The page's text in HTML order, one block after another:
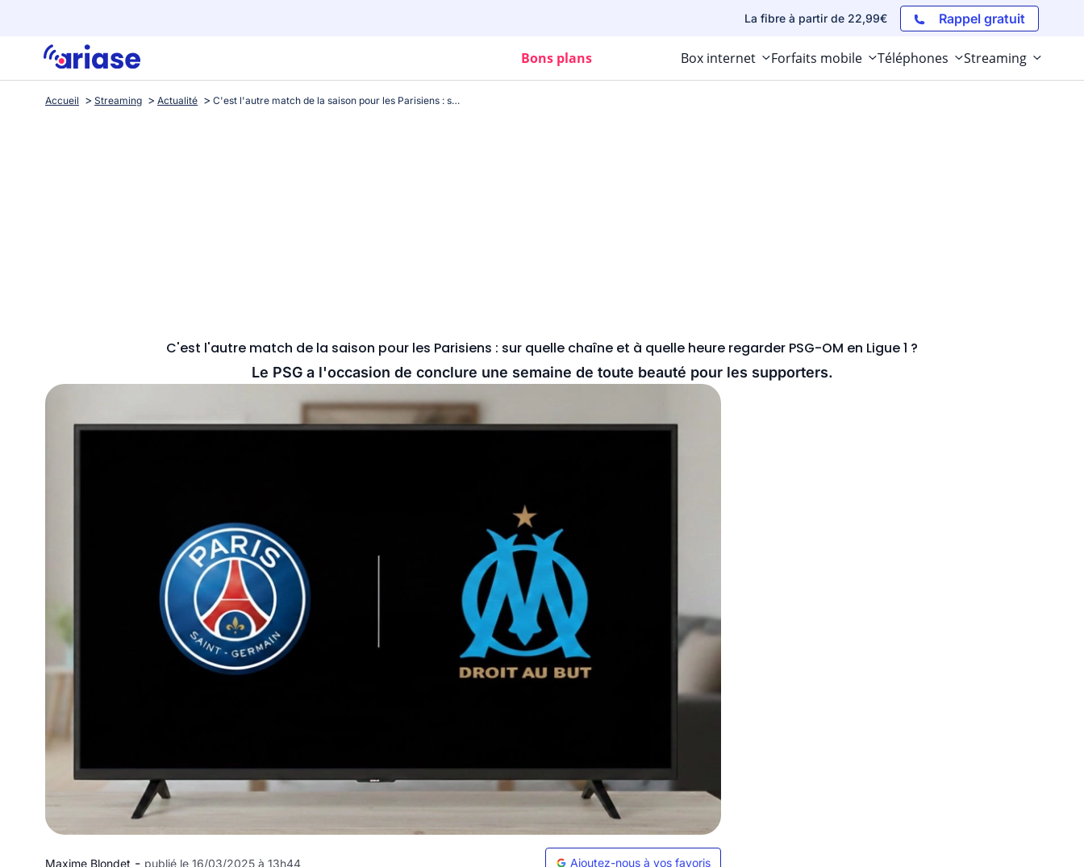
La fibre à partir de 22,99€ Rappel gratuit
Bons plans Box internet Forfaits mobile Téléphones Streaming
Accueil Streaming Actualité C'est l'autre match de la saison pour les Parisiens : sur quelle chaîne et à quelle heure regarder PSG-OM en Ligue 1 ?
C'est l'autre match de la saison pour les Parisiens : sur quelle chaîne et à quelle heure regarder PSG-OM en Ligue 1 ?
Le PSG a l'occasion de conclure une semaine de toute beauté pour les supporters.
Maxime Blondet - publié le 16/03/2025 à 13h44 Ajoutez-nous à vos favoris